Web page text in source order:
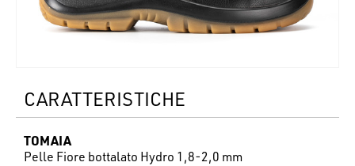
CARATTERISTICHE
TOMAIA
Pelle Fiore bottalato Hydro 1,8-2,0 mm